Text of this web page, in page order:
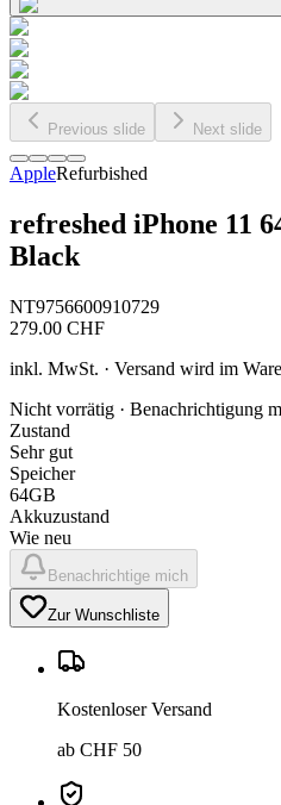
Previous slide Next slide
AppleRefurbished
refreshed iPhone 11
Black
NT9756600910729
279.00 CHF
inkl. MwSt. · Versand wird im
Nicht vorrätig · Benachrichtigung
Zustand
Sehr gut
Speicher
64GB
Akkuzustand
Wie neu
Benachrichtige mich
Zur Wunschliste
Kostenloser Versand
ab CHF 50